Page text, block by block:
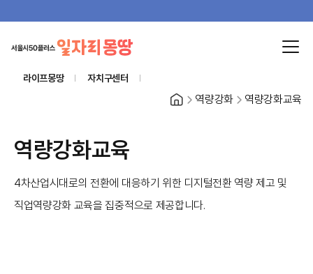
라이프몽땅 자치구센터
홈 역량강화 역량강화교육
역량강화교육
4차산업시대로의 전환에 대응하기 위한 디지털전환 역량 제고 및
직업역량강화 교육을 집중적으로 제공합니다.